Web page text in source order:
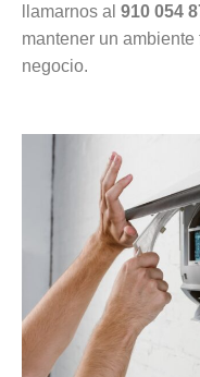
llamarnos al 910 054
mantener un
negocio.